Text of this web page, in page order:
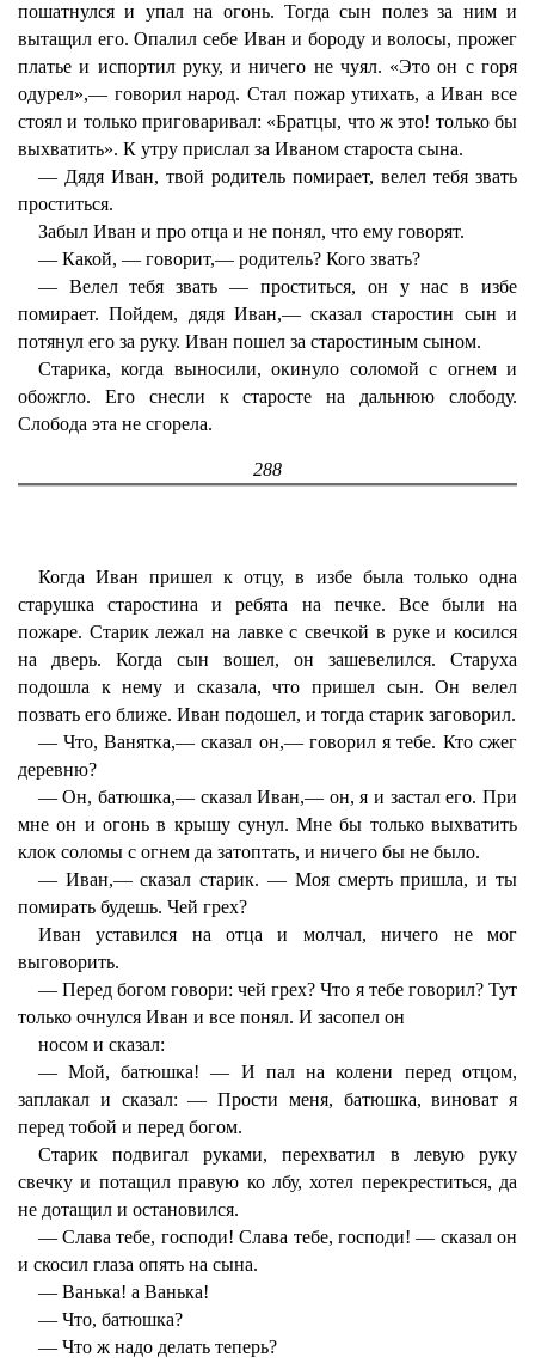
пошатнулся и упал на огонь. Тогда сын полез за ним и
вытащил его. Опалил себе Иван и бороду и волосы, прожег
платье и испортил руку, и ничего не чуял. «Это он с горя
одурел»,— говорил народ. Стал пожар утихать, а Иван все
стоял и только приговаривал: «Братцы, что ж это! только бы
выхватить». К утру прислал за Иваном староста сына.
— Дядя Иван, твой родитель помирает, велел тебя звать
проститься.
Забыл Иван и про отца и не понял, что ему говорят.
— Какой, — говорит,— родитель? Кого звать?
— Велел тебя звать — проститься, он у нас в избе
помирает. Пойдем, дядя Иван,— сказал старостин сын и
потянул его за руку. Иван пошел за старостиным сыном.
Старика, когда выносили, окинуло соломой с огнем и
обожгло. Его снесли к старосте на дальнюю слободу.
Слобода эта не сгорела.
288
Когда Иван пришел к отцу, в избе была только одна
старушка старостина и ребята на печке. Все были на
пожаре. Старик лежал на лавке с свечкой в руке и косился
на дверь. Когда сын вошел, он зашевелился. Старуха
подошла к нему и сказала, что пришел сын. Он велел
позвать его ближе. Иван подошел, и тогда старик заговорил.
— Что, Ванятка,— сказал он,— говорил я тебе. Кто сжег
деревню?
— Он, батюшка,— сказал Иван,— он, я и застал его. При
мне он и огонь в крышу сунул. Мне бы только выхватить
клок соломы с огнем да затоптать, и ничего бы не было.
— Иван,— сказал старик. — Моя смерть пришла, и ты
помирать будешь. Чей грех?
Иван уставился на отца и молчал, ничего не мог
выговорить.
— Перед богом говори: чей грех? Что я тебе говорил? Тут
только очнулся Иван и все понял. И засопел он
носом и сказал:
— Мой, батюшка! — И пал на колени перед отцом,
заплакал и сказал: — Прости меня, батюшка, виноват я
перед тобой и перед богом.
Старик подвигал руками, перехватил в левую руку
свечку и потащил правую ко лбу, хотел перекреститься, да
не дотащил и остановился.
— Слава тебе, господи! Слава тебе, господи! — сказал он
и скосил глаза опять на сына.
— Ванька! а Ванька!
— Что, батюшка?
— Что ж надо делать теперь?